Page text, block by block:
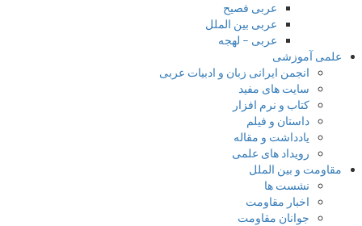
عربی فصیح
عربی بین الملل
عربی – لهجه
علمی آموزشی
انجمن ایرانی زبان و ادبیات عربی
سایت های مفید
کتاب و نرم افزار
داستان و فیلم
یادداشت و مقاله
رویداد های علمی
مقاومت و بین الملل
نشست ها
اخبار مقاومت
جوانان مقاومت